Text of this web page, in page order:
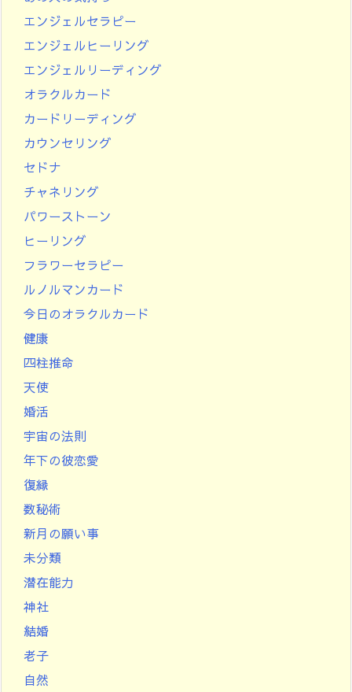
エンジェルセラピー
エンジェルヒーリング
エンジェルリーディング
オラクルカード
カードリーディング
カウンセリング
セドナ
チャネリング
パワーストーン
ヒーリング
フラワーセラピー
ルノルマンカード
今日のオラクルカード
健康
四柱推命
天使
婚活
宇宙の法則
年下の彼恋愛
復縁
数秘術
新月の願い事
未分類
潜在能力
神社
結婚
老子
自然